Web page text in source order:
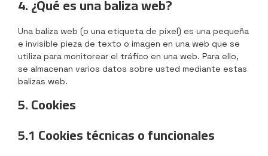
4. ¿Qué es una baliza web?
Una baliza web (o una etiqueta de píxel) es una pequeña
e invisible pieza de texto o imagen en una web que se
utiliza para monitorear el tráfico en una web. Para ello,
se almacenan varios datos sobre usted mediante estas
balizas web.
5. Cookies
5.1 Cookies técnicas o funcionales